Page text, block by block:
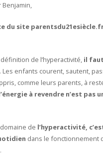
Benjamin,
du site
de l’hyperactivité, il
. Les enfants courent, sautent,
comme leurs parents, à
à revendre n’est pas
de l’hyperactivité,
dans le fonctionnement